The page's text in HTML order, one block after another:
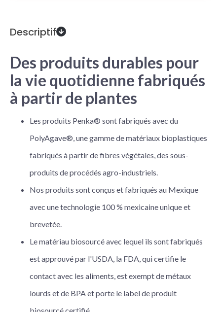
Descriptif
Des produits durables pour
la vie quotidienne fabriqués
à partir de plantes
Les produits Penka® sont fabriqués avec du
PolyAgave®, une gamme de matériaux bioplastiques
fabriqués à partir de fibres végétales, des sous-
produits de procédés agro-industriels.
Nos produits sont conçus et fabriqués au Mexique
avec une technologie 100 % mexicaine unique et
brevetée.
Le matériau biosourcé avec lequel ils sont fabriqués
est approuvé par l'USDA, la FDA, qui certifie le
contact avec les aliments, est exempt de métaux
lourds et de BPA et porte le label de produit